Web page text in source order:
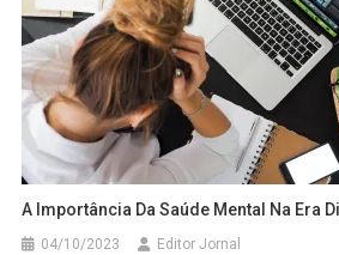
A Importância Da Saúde Mental Na Era
04/10/2023 Editor Jornal